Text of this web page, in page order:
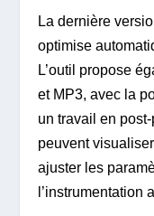
La dernière
optimise
L’outil propose
et MP3, avec la
un travail en
peuvent
ajuster les
l’instrumentation